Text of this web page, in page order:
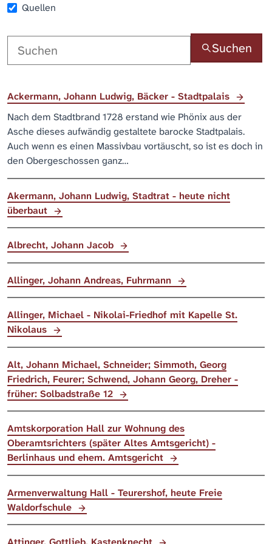
Quellen
Suchen
Ackermann, Johann Ludwig, Bäcker - Stadtpalais
Nach dem Stadtbrand 1728 erstand wie Phönix aus der
Asche dieses aufwändig gestaltete barocke Stadtpalais.
Auch wenn es einen Massivbau vortäuscht, so ist es doch in
den Obergeschossen ganz…
Akermann, Johann Ludwig, Stadtrat - heute nicht
überbaut
Albrecht, Johann Jacob
Allinger, Johann Andreas, Fuhrmann
Allinger, Michael - Nikolai-Friedhof mit Kapelle St.
Nikolaus
Alt, Johann Michael, Schneider; Simmoth, Georg
Friedrich, Feurer; Schwend, Johann Georg, Dreher -
früher: Solbadstraße 12
Amtskorporation Hall zur Wohnung des
Oberamtsrichters (später Altes Amtsgericht) -
Berlinhaus und ehem. Amtsgericht
Armenverwaltung Hall - Teurershof, heute Freie
Waldorfschule